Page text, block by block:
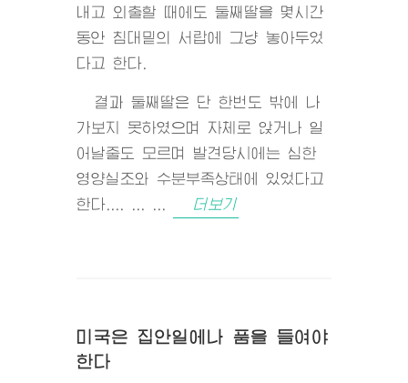
내고 외출할 때에도 둘째딸을 몇시간
동안 침대밑의 서랍에 그냥 놓아두었
다고 한다.
결과 둘째딸은 단 한번도 밖에 나
가보지 못하였으며 자체로 앉거나 일
어날줄도 모르며 발견당시에는 심한
영양실조와 수분부족상태에 있었다고
한다.... ... ...
더보기
미국은 집안일에나 품을 들여야
한다